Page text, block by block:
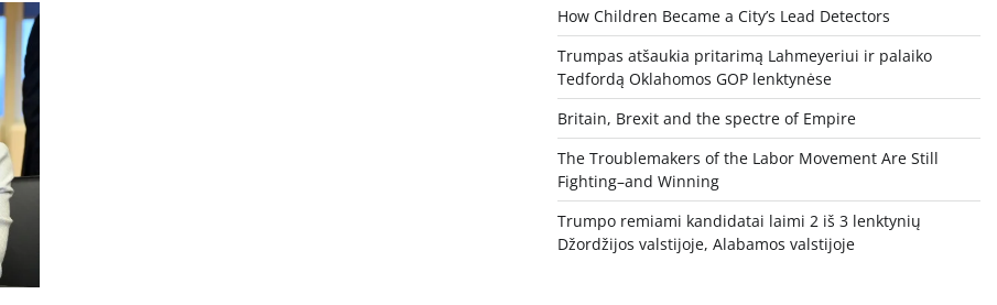
How Children Became a City’s Lead Detectors
Trumpas atšaukia pritarimą Lahmeyeriui ir palaiko
Tedfordą Oklahomos GOP lenktynėse
Britain, Brexit and the spectre of Empire
The Troublemakers of the Labor Movement Are Still
Fighting–and Winning
Trumpo remiami kandidatai laimi 2 iš 3 lenktynių
Džordžijos valstijoje, Alabamos valstijoje